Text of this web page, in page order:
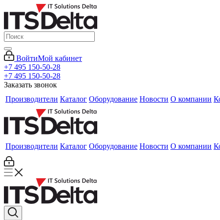
ВойтиМой кабинет
+7 495 150-50-28
+7 495 150-50-28
Заказать звонок
Производители Каталог Оборудование Новости О компании
Производители Каталог Оборудование Новости О компании